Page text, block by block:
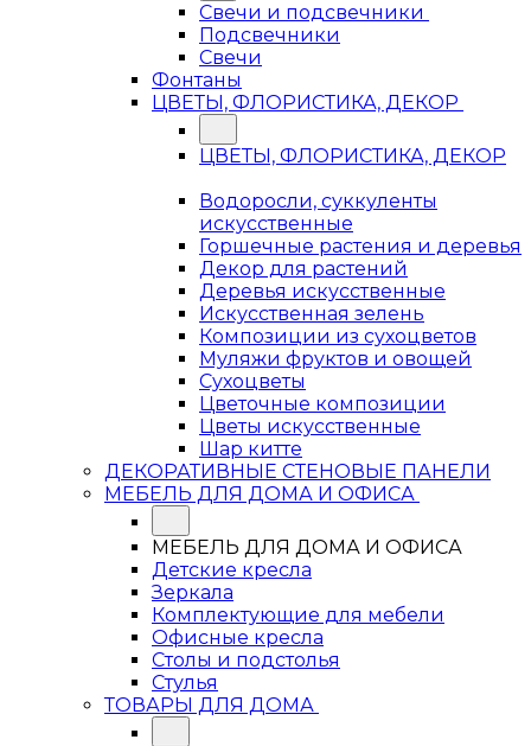
Свечи и подсвечники
Подсвечники
Свечи
Фонтаны
ЦВЕТЫ, ФЛОРИСТИКА, ДЕКОР
ЦВЕТЫ, ФЛОРИСТИКА, ДЕКОР
Водоросли, суккуленты
искусственные
Горшечные растения и деревья
Декор для растений
Деревья искусственные
Искусственная зелень
Композиции из сухоцветов
Муляжи фруктов и овощей
Сухоцветы
Цветочные композиции
Цветы искусственные
Шар китте
ДЕКОРАТИВНЫЕ СТЕНОВЫЕ ПАНЕЛИ
МЕБЕЛЬ ДЛЯ ДОМА И ОФИСА
МЕБЕЛЬ ДЛЯ ДОМА И ОФИСА
Детские кресла
Зеркала
Комплектующие для мебели
Офисные кресла
Столы и подстолья
Стулья
ТОВАРЫ ДЛЯ ДОМА